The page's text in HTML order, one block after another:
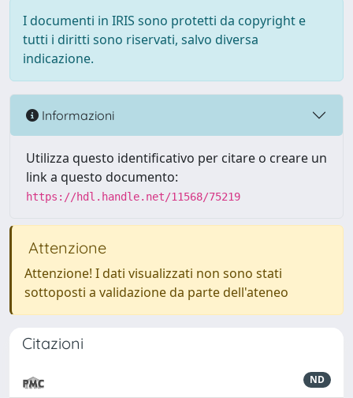
I documenti in IRIS sono protetti da copyright e
tutti i diritti sono riservati, salvo diversa
indicazione.
Informazioni
Utilizza questo identificativo per citare o creare un
link a questo documento:
https://hdl.handle.net/11568/75219
Attenzione
Attenzione! I dati visualizzati non sono stati
sottoposti a validazione da parte dell'ateneo
Citazioni
ND